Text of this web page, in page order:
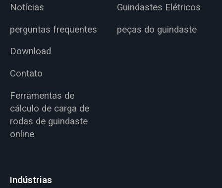
Notícias
perguntas frequentes
Download
Contato
Ferramentas de
cálculo de carga de
rodas de guindaste
online
Guindastes Elétricos
peças do guindaste
Indústrias